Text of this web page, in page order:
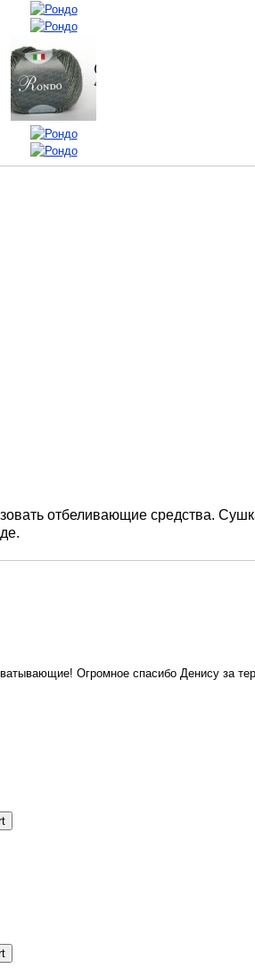
отбеливающие средства.
Огромное спасибо Денису за